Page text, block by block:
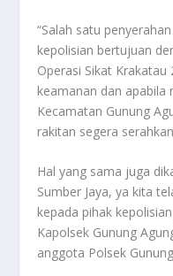
“Salah satu
kepolisian bertujuan
Operasi Sikat
keamanan dan apabila
Kecamatan Gunung
rakitan segera
Hal yang sama juga
Sumber Jaya, ya kita
kepada pihak
Kapolsek Gunung
anggota Polsek